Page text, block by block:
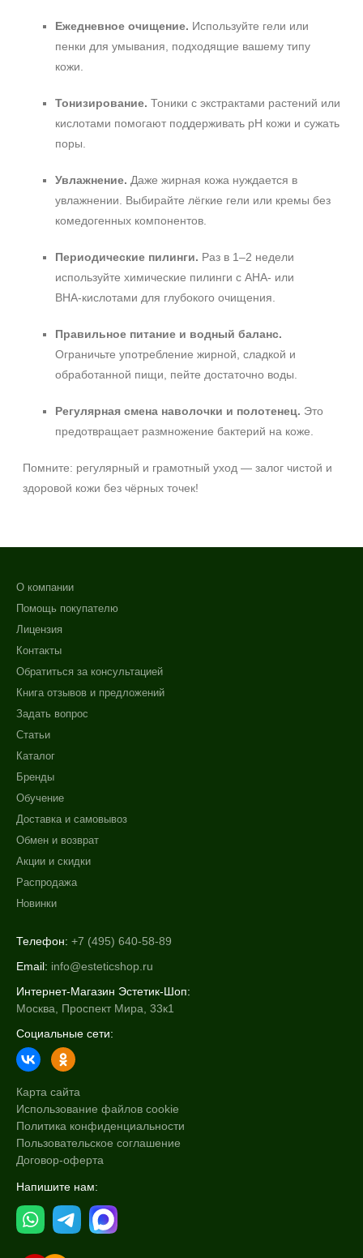
Ежедневное очищение. Используйте гели или
пенки для умывания, подходящие вашему типу
кожи.
Тонизирование. Тоники с экстрактами растений или
кислотами помогают поддерживать pH кожи и сужать
поры.
Увлажнение. Даже жирная кожа нуждается в
увлажнении. Выбирайте лёгкие гели или кремы без
комедогенных компонентов.
Периодические пилинги. Раз в 1–2 недели
используйте химические пилинги с AHA‑ или
BHA‑кислотами для глубокого очищения.
Правильное питание и водный баланс.
Ограничьте употребление жирной, сладкой и
обработанной пищи, пейте достаточно воды.
Регулярная смена наволочки и полотенец. Это
предотвращает размножение бактерий на коже.
Помните: регулярный и грамотный уход — залог чистой и
здоровой кожи без чёрных точек!
О компании
Помощь покупателю
Лицензия
Контакты
Обратиться за консультацией
Книга отзывов и предложений
Задать вопрос
Статьи
Каталог
Бренды
Обучение
Доставка и самовывоз
Обмен и возврат
Акции и скидки
Распродажа
Новинки
Телефон: +7 (495) 640-58-89
Email: info@esteticshop.ru
Интернет-Магазин Эстетик-Шоп:
Москва, Проспект Мира, 33к1
Социальные сети:
Карта сайта
Использование файлов cookie
Политика конфиденциальности
Пользовательское соглашение
Договор-оферта
Напишите нам: